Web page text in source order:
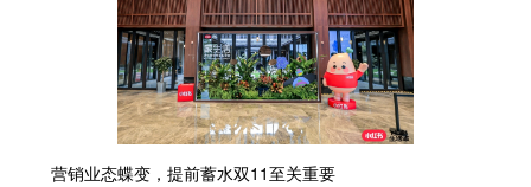
营销业态蝶变，提前蓄水双11至关重要